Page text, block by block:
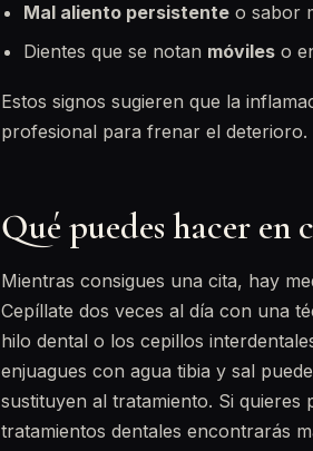
Mal aliento persistente o sabor
Dientes que se notan móviles o
Estos signos sugieren que la
profesional para frenar el deterioro.
Qué puedes hacer en
Mientras consigues una cita, hay
Cepíllate dos veces al día con una
hilo dental o los cepillos
enjuagues con agua tibia y sal
sustituyen al tratamiento. Si
tratamientos dentales encontrarás